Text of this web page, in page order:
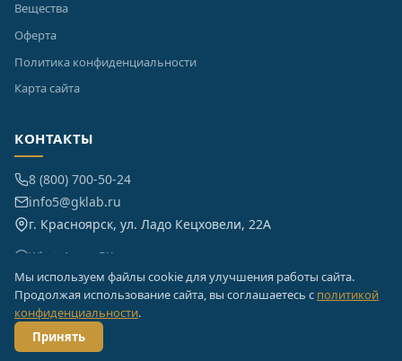
Вещества
Оферта
Политика конфиденциальности
Карта сайта
КОНТАКТЫ
8 (800) 700-50-24
info5@gklab.ru
г. Красноярск, ул. Ладо Кецховели, 22А
WhatsApp ВКонтакте
© 2012–2026 Группа Компаний «Лаборатория». Все права защищены.
Политика конфиденциальности
Мы используем файлы cookie для улучшения работы сайта.
Продолжая использование сайта, вы соглашаетесь с политикой
конфиденциальности.
Принять